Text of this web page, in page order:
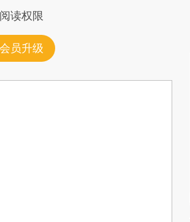
读权限
员升级